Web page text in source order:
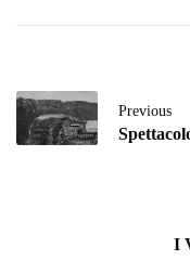
Previous
I